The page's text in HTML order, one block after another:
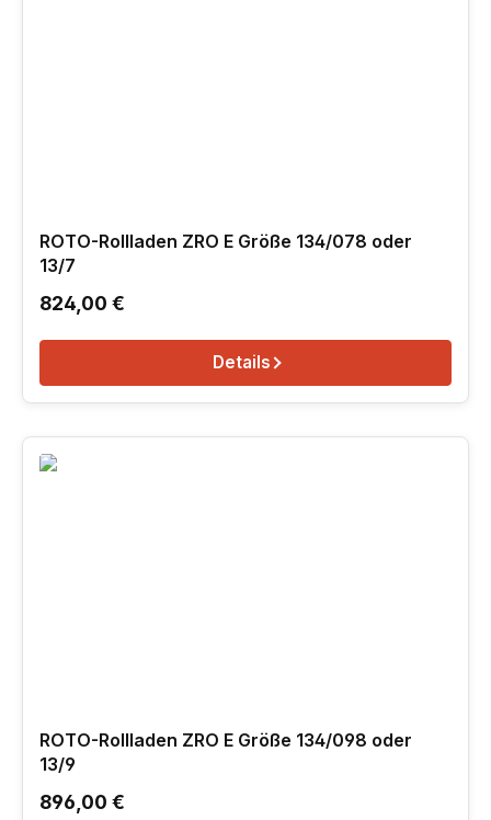
ROTO-Rollladen ZRO E Größe 134/078 oder
13/7
Regulärer Preis:
824,00 €
Details
ROTO-Rollladen ZRO E Größe 134/098 oder
13/9
Regulärer Preis:
896,00 €